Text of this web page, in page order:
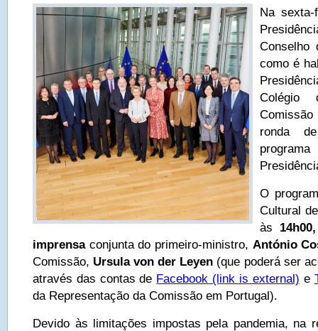
Na
Conselho
como é
Colégio
ronda
O
Cultural
às
imprensaconjunta do primeiro-ministro, António
Comissão, Ursula von der Leyen (que poderá ser
através das contas de Facebook (link is external) e
da Representação da Comissão em Portugal).
Devido às limitações impostas pela pandemia, na